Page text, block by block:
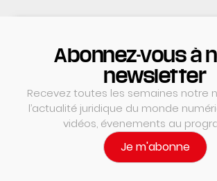
Abonnez-vous à
newsletter
Recevez toutes les semaines notre
l’actualité juridique du monde
vidéos, évenements au
Je m'abonne